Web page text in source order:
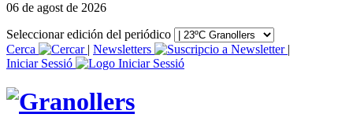
06 de agost de 2026
Seleccionar edición del periódico
Cerca
| Newsletters
|
Iniciar Sessió